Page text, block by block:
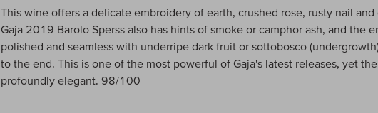
This wine offers a delicate embroidery of earth, crushed rose, rusty nail and
Gaja 2019 Barolo Sperss also has hints of smoke or camphor ash, and the
polished and seamless with underripe dark fruit or sottobosco
to the end. This is one of the most powerful of Gaja's latest releases, yet
profoundly elegant. 98/100